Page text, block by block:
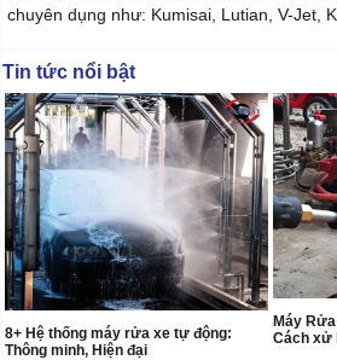
chuyên dụng như: Kumisai, Lutian, V-Jet,
Tin tức nổi bật
8+ Hệ thống máy rửa xe tự động:
Thông minh, Hiện đại
Máy
Cách xử